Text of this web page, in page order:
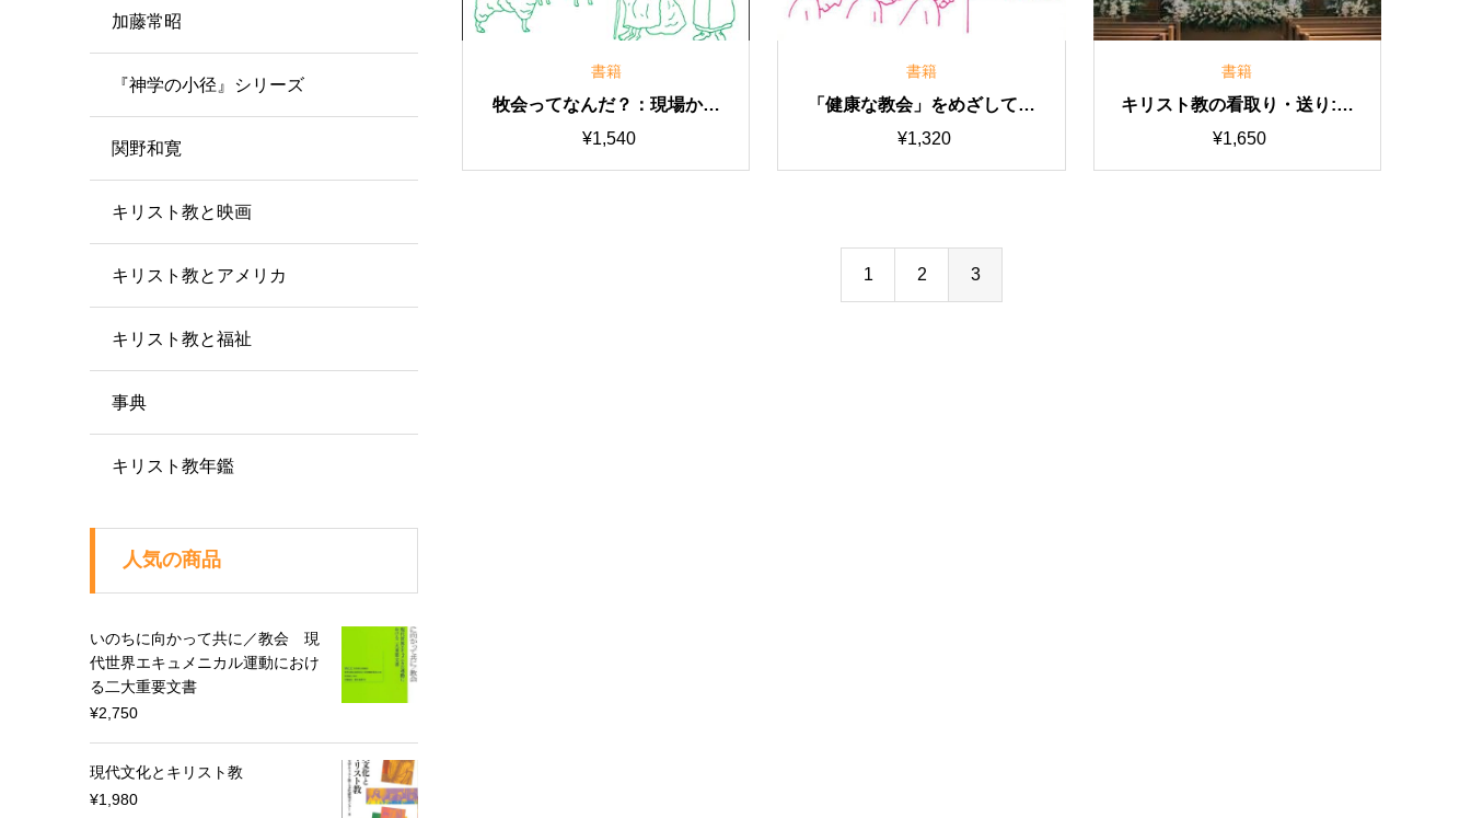
書籍
牧会ってなんだ？：現場から
の提言（現代の教会を考える
¥1,540
書籍
「健康な教会」をめざして：
その診断と処方（現代の教会
¥1,320
書籍
キリスト教の看取り・送り:関
西学院大学神学部ブックレッ
¥1,650
1 2 3
加藤常昭
『神学の小径』シリーズ
関野和寛
キリスト教と映画
キリスト教とアメリカ
キリスト教と福祉
事典
キリスト教年鑑
人気の商品
いのちに向かって共に／教会 現
代世界エキュメニカル運動におけ
る二大重要文書
¥2,750
現代文化とキリスト教
¥1,980